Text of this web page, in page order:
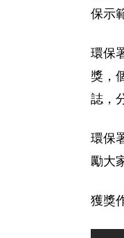
保示
環保
獎，
誌，
環保
勵大
獲獎